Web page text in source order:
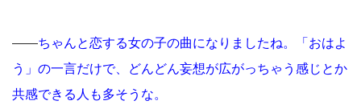
――ちゃんと恋する女の子の曲になりましたね。「おはよ
う」の一言だけで、どんどん妄想が広がっちゃう感じとか
共感できる人も多そうな。